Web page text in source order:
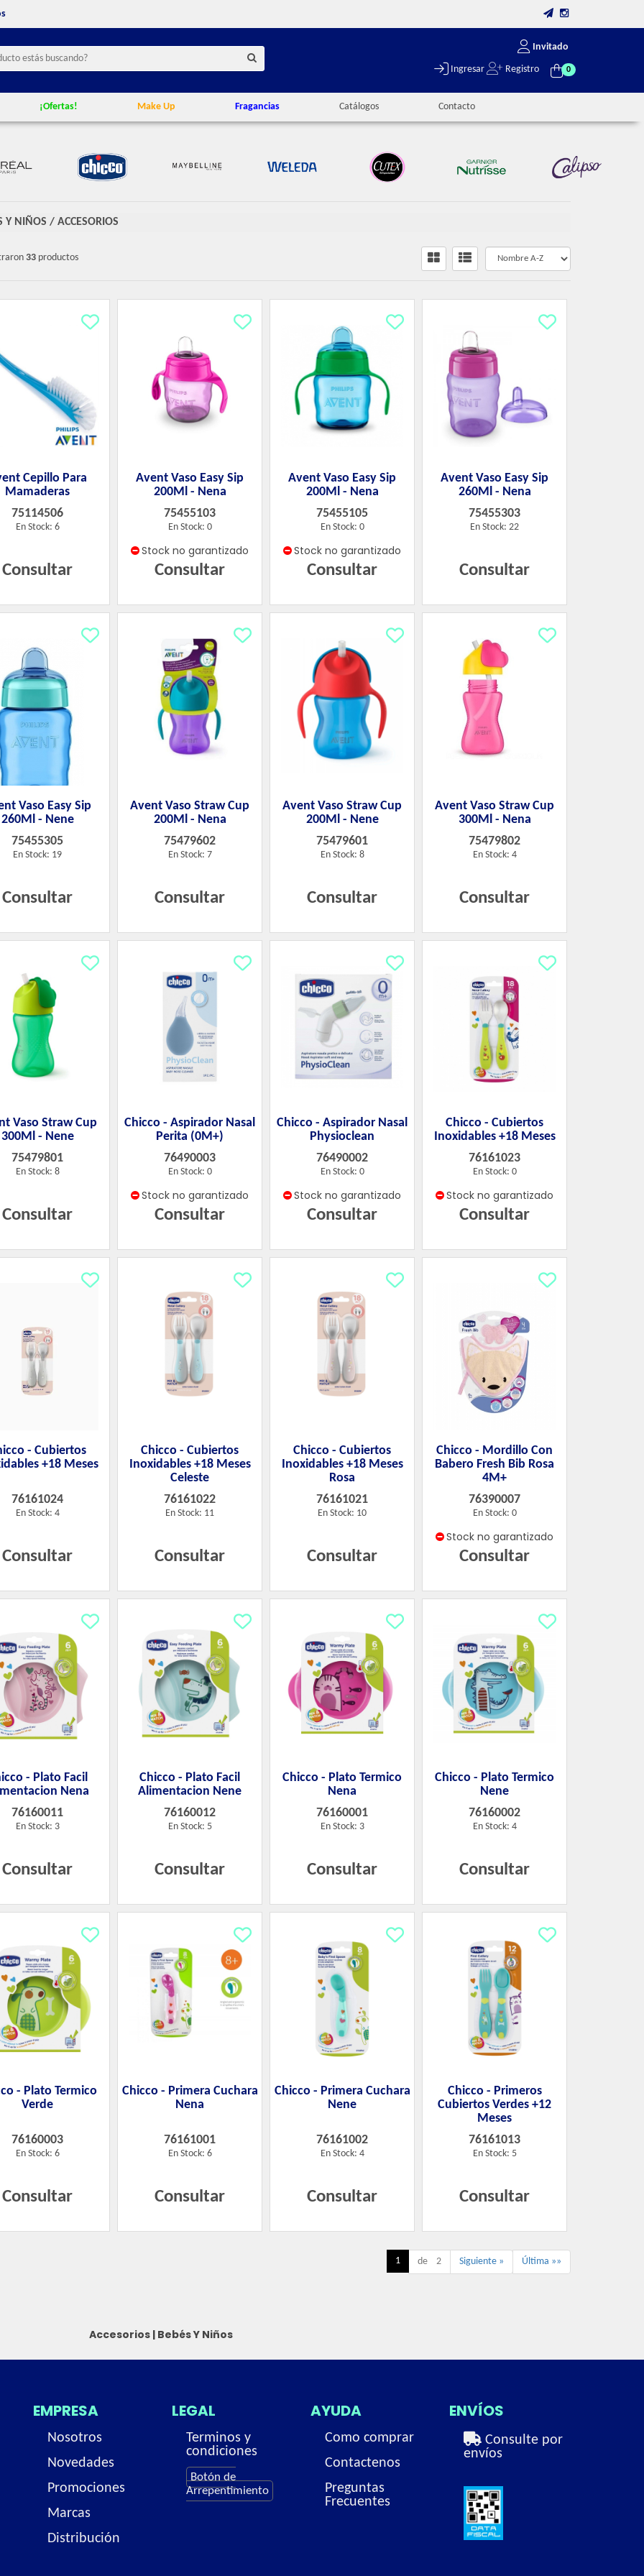
Invitado
Ingresar Registro 0
¡Ofertas! Make Up Fragancias Catálogos Contacto
Y NIÑOS / ACCESORIOS
33 productos
Cepillo Para
Mamaderas
75114506
En Stock: 6
Consultar
Avent Vaso Easy Sip
200Ml - Nena
75455103
En Stock: 0
Stock no garantizado
Consultar
Avent Vaso Easy Sip
200Ml - Nena
75455105
En Stock: 0
Stock no garantizado
Consultar
Avent Vaso Easy Sip
260Ml - Nena
75455303
En Stock: 22
Consultar
Vaso Easy Sip
260Ml - Nene
75455305
En Stock: 19
Consultar
Avent Vaso Straw Cup
200Ml - Nena
75479602
En Stock: 7
Consultar
Avent Vaso Straw Cup
200Ml - Nene
75479601
En Stock: 8
Consultar
Avent Vaso Straw Cup
300Ml - Nena
75479802
En Stock: 4
Consultar
Vaso Straw Cup
300Ml - Nene
75479801
En Stock: 8
Consultar
Chicco - Aspirador Nasal
Perita (0M+)
76490003
En Stock: 0
Stock no garantizado
Consultar
Chicco - Aspirador Nasal
Physioclean
76490002
En Stock: 0
Stock no garantizado
Consultar
Chicco - Cubiertos
Inoxidables +18 Meses
76161023
En Stock: 0
Stock no garantizado
Consultar
- Cubiertos
+18 Meses
76161024
En Stock: 4
Consultar
Chicco - Cubiertos
Inoxidables +18 Meses
Celeste
76161022
En Stock: 11
Consultar
Chicco - Cubiertos
Inoxidables +18 Meses
Rosa
76161021
En Stock: 10
Consultar
Chicco - Mordillo Con
Babero Fresh Bib Rosa
4M+
76390007
En Stock: 0
Stock no garantizado
Consultar
- Plato Facil
Nena
76160011
En Stock: 3
Consultar
Chicco - Plato Facil
Alimentacion Nene
76160012
En Stock: 5
Consultar
Chicco - Plato Termico
Nena
76160001
En Stock: 3
Consultar
Chicco - Plato Termico
Nene
76160002
En Stock: 4
Consultar
- Plato Termico
Verde
76160003
En Stock: 6
Consultar
Chicco - Primera Cuchara
Nena
76161001
En Stock: 6
Consultar
Chicco - Primera Cuchara
Nene
76161002
En Stock: 4
Consultar
Chicco - Primeros
Cubiertos Verdes +12
Meses
76161013
En Stock: 5
Consultar
1 de 2 Siguiente » Última »»
Accesorios | Bebés Y Niños
EMPRESA
Nosotros
Novedades
Promociones
Marcas
Distribución
LEGAL
Terminos y
condiciones
Botón de
Arrepentimiento
AYUDA
Como comprar
Contactenos
Preguntas
Frecuentes
ENVÍOS
Consulte por
envíos